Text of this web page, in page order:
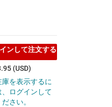
ンして注文する
(USD)
庫を表示するに
、ログインして
ださい。